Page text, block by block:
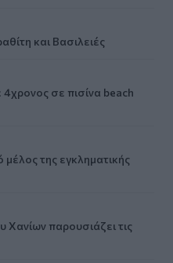
και Βασιλειές
σε πισίνα beach
της εγκληματικής
παρουσιάζει τις